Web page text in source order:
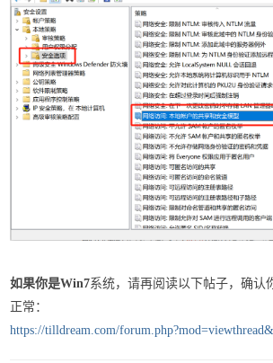
如果你是Win7系统，请再阅读以下帖子，确认
正常：
https://tilldream.com/